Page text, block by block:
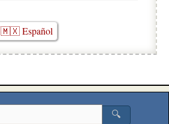
🇲🇽 Español
🔍